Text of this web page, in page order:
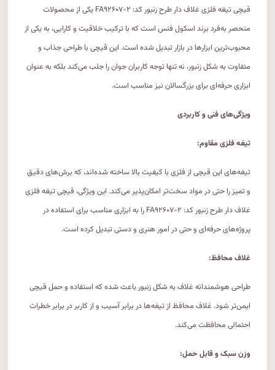
قیچی تیغه فلزی غلاف دار طرح زنبور کد: FA۹۲۶۰۷-۲ یکی از محصولات
منحصر به‌فرد برند اسکول فنس است که با ترکیب خلاقیت و کارایی، به یکی از
محبوب‌ترین ابزارها در بازار تبدیل شده است. این قیچی با طراحی جذاب و
متفاوت به شکل زنبور، نه تنها توجه کاربران جوان را جلب می‌کند بلکه به عنوان
ابزاری حرفه‌ای برای بزرگسالان نیز مناسب است.
ویژگی‌های فنی و کاربردی
تیغه فلزی مقاوم:
تیغه‌های این قیچی از فلزی با کیفیت بالا ساخته شده‌اند، که برش‌های دقیق
و تمیز را حتی در مواد سخت‌تر امکان‌پذیر می‌کند. این ویژگی، قیچی تیغه فلزی
غلاف دار طرح زنبور کد: FA۹۲۶۰۷-۲ را به ابزاری مناسب برای استفاده در
پروژه‌های حرفه‌ای و حتی در امور هنری و دستی تبدیل کرده است.
غلاف محافظ:
طراحی هوشمندانه غلاف به شکل زنبور باعث شده که استفاده و حمل قیچی
ایمن‌تر شود. غلاف محافظ از تیغه‌ها در برابر آسیب و از کاربر در برابر خطرات
احتمالی محافظت می‌کند.
وزن سبک و قابل حمل: